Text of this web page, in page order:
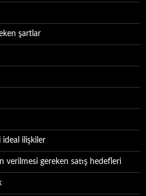
şartlar
ideal ilişkiler
verilmesi gereken satış hedefleri